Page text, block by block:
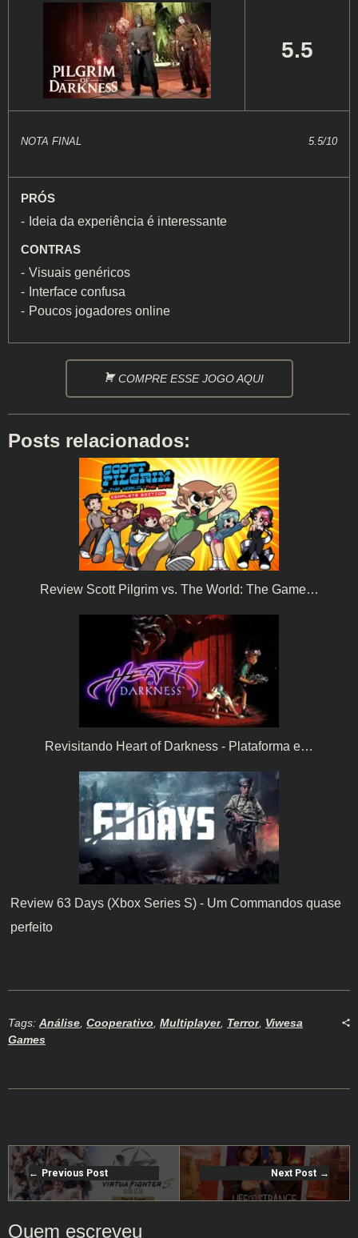
5.5
NOTA FINAL 5.5/10
PRÓS
Ideia da experiência é interessante
CONTRAS
Visuais genéricos
Interface confusa
Poucos jogadores online
COMPRE ESSE JOGO AQUI
Posts relacionados:
Review Scott Pilgrim vs. The World: The Game…
Revisitando Heart of Darkness - Plataforma e…
Review 63 Days (Xbox Series S) - Um Commandos quase
perfeito
Tags: Análise Cooperativo Multiplayer Terror Viwesa
Games
Previous Post Next Post